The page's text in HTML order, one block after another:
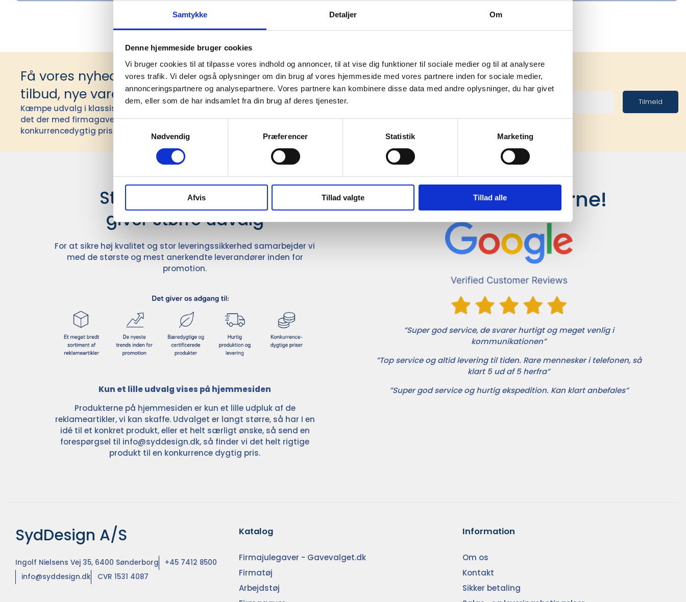
Samtykke Detaljer Om
Denne hjemmeside bruger cookies
Vi bruger cookies til at tilpasse vores indhold og annoncer, til at vise dig funktioner til sociale medier og til at analysere
vores trafik. Vi deler også oplysninger om din brug af vores hjemmeside med vores partnere inden for sociale medier,
annonceringspartnere og analysepartnere. Vores partnere kan kombinere disse data med andre oplysninger, du har givet
dem, eller som de har indsamlet fra din brug af deres tjenester.
Samtykkevalg
Nødvendig
Præferencer Statistik Marketing
Afvis Tillad valgte Tillad alle
Få vores nyhedsbrev med information om
tilbud, nye varer og andet godt
Kæmpe udvalg i klassiske og nyskabende gaveidéer til din virksomhed. Vi kan
det der med firmagaver, og har ydet god personlig service til en
konkurrencedygtig pris siden 1991.
Tilmeld
Stærke leverandører
giver større udvalg
For at sikre høj kvalitet og stor leveringssikkerhed samarbejder vi
med de største og mest anerkendte leverandører inden for
promotion.
Kun et lille udvalg vises på hjemmesiden
Produkterne på hjemmesiden er kun et lille udpluk af de
reklameartikler, vi kan skaffe. Udvalget er langt større, så har I en
idé til et konkret produkt, eller et helt særligt ønske, så send en
forespørgsel til info@syddesign.dk, så finder vi det helt rigtige
produkt til en konkurrence dygtig pris.
Det siger kunderne!
”Super god service, de svarer hurtigt og meget venlig i
kommunikationen”
”Top service og altid levering til tiden. Rare mennesker i telefonen, så
klart 5 ud af 5 herfra”
”Super god service og hurtig ekspedition. Kan klart anbefales”
SydDesign A/S
Ingolf Nielsens Vej 35, 6400 Sønderborg
+45 7412 8500
info@syddesign.dk
CVR 1531 4087
Katalog
Firmajulegaver - Gavevalget.dk
Firmatøj
Arbejdstøj
Information
Om os
Kontakt
Sikker betaling